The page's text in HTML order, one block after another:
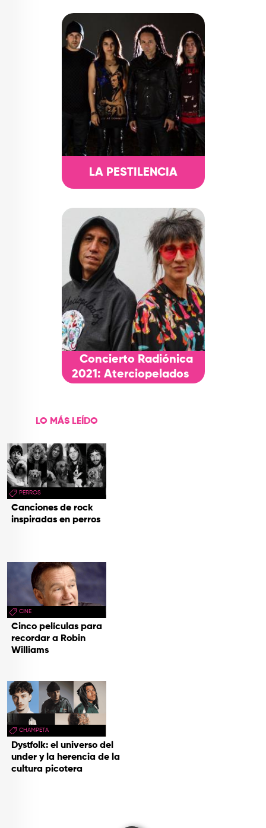
LA PESTILENCIA
Concierto Radiónica
2021: Aterciopelados
LO MÁS LEÍDO
PERROS
Canciones de rock
inspiradas en perros
CINE
Cinco películas para
recordar a Robin
Williams
CHAMPETA
Dystfolk: el universo del
under y la herencia de la
cultura picotera